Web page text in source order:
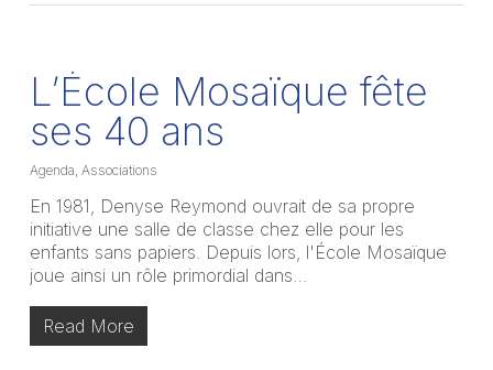
L’École Mosaïque fête
ses 40 ans
Agenda, Associations
En 1981, Denyse Reymond ouvrait de sa propre
initiative une salle de classe chez elle pour les
enfants sans papiers. Depuis lors, l'École Mosaïque
joue ainsi un rôle primordial dans…
Read More